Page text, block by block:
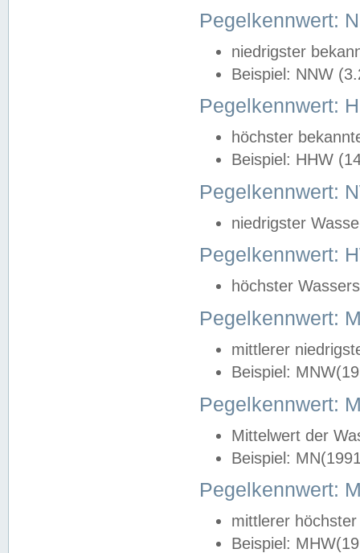
Pegelkennwert:
niedrigster
Beispiel: NNW
Pegelkennwert:
höchster
Beispiel: HHW
Pegelkennwert:
niedrigster
Pegelkennwert:
höchster
Pegelkennwert:
mittlerer
Beispiel:
Pegelkennwert:
Mittelwert der
Beispiel:
Pegelkennwert:
mittlerer
Beispiel: